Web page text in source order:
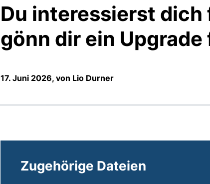
Du interessierst dich
gönn dir ein
17. Juni 2026, von Lio Durner
Zugehörige Dateien